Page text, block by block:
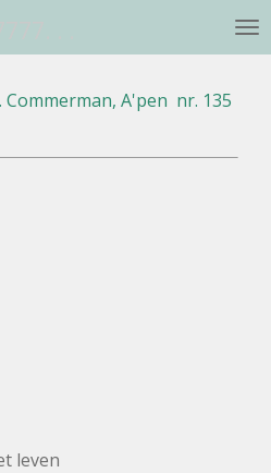
Commerman, A'pen nr. 135
leven